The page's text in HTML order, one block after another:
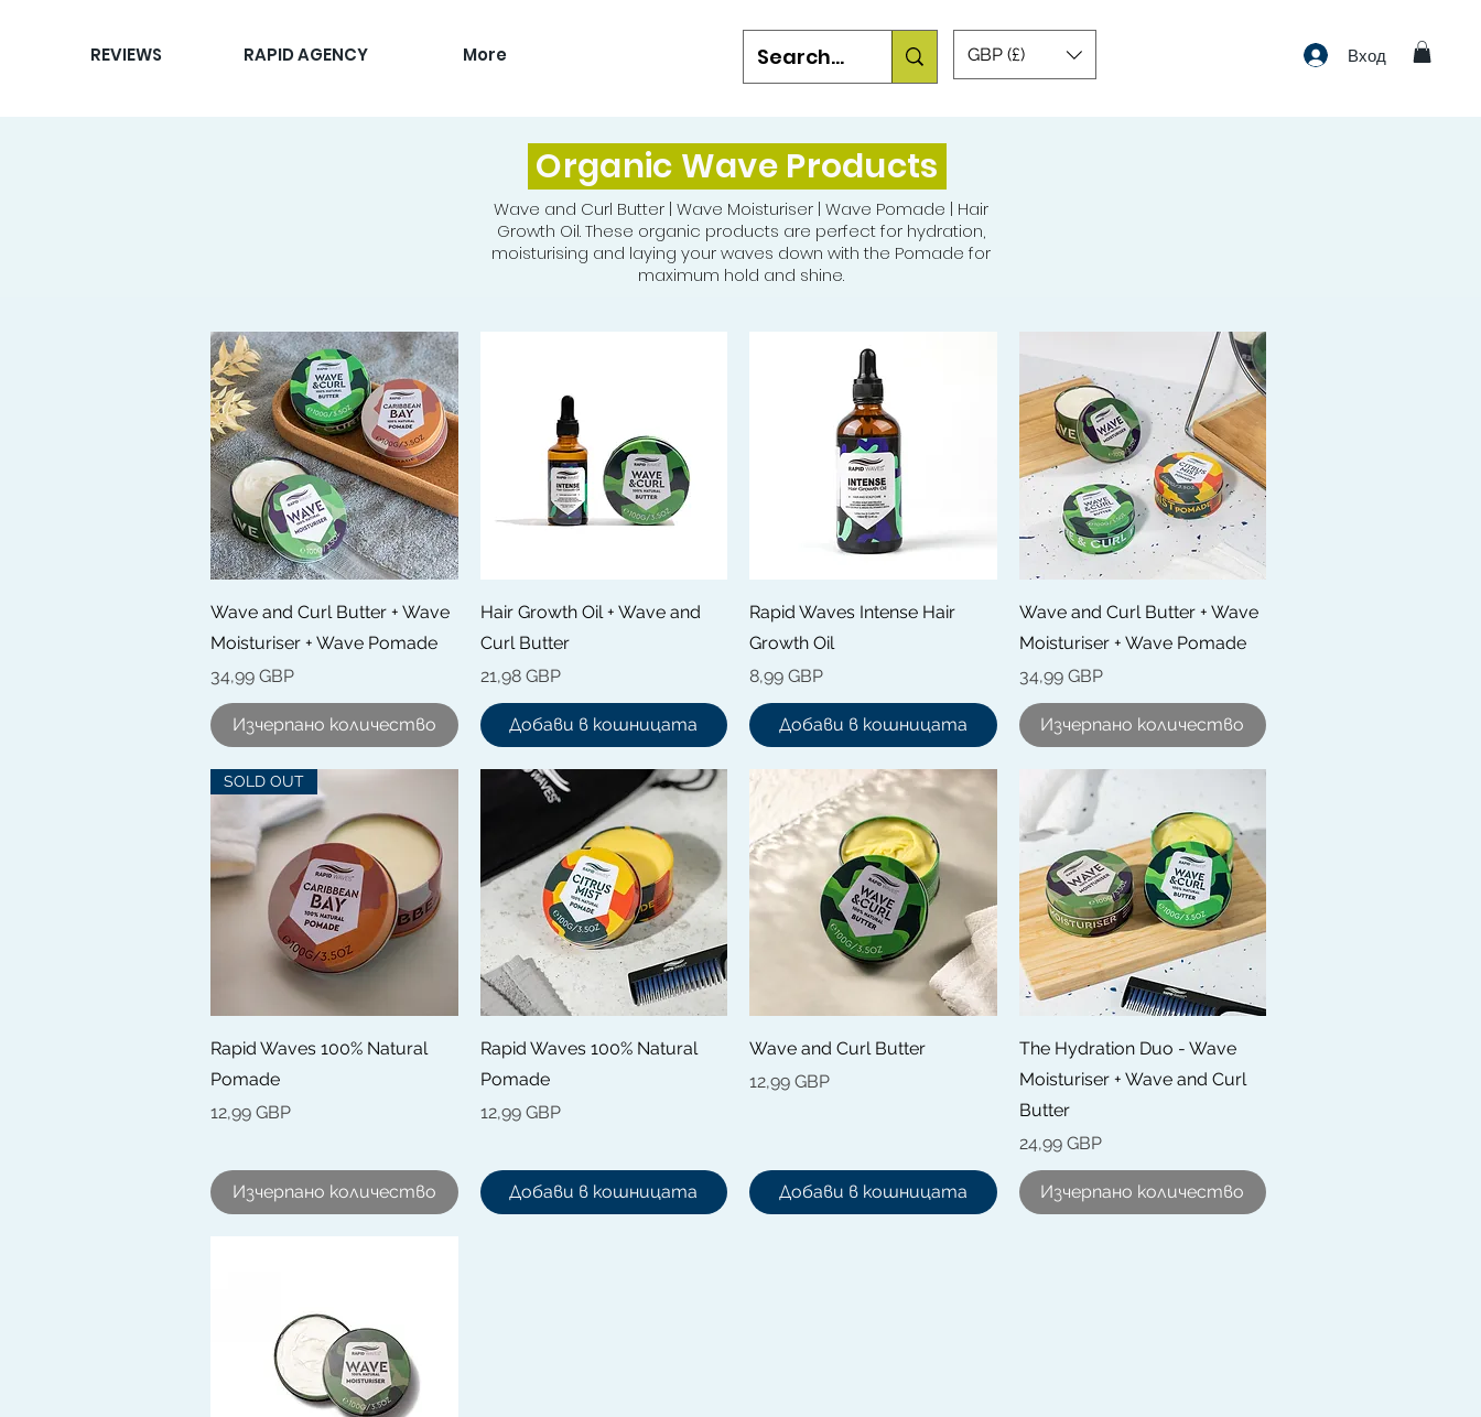
REVIEWS RAPID AGENCY More GBP (£) Вход
Organic Wave Products
Wave and Curl Butter | Wave Moisturiser | Wave Pomade | Hair
Growth Oil. These organic products are perfect for hydration,
moisturising and laying your waves down with the Pomade for
maximum hold and shine.
Бърз преглед
Wave and Curl Butter + Wave
Moisturiser + Wave Pomade
Цена
34,99 GBP
Изчерпано количество
Бърз преглед
Hair Growth Oil + Wave and
Curl Butter
Цена
21,98 GBP
Добави в кошницата
Бърз преглед
Rapid Waves Intense Hair
Growth Oil
Цена
8,99 GBP
Добави в кошницата
Бърз преглед
Wave and Curl Butter + Wave
Moisturiser + Wave Pomade
Цена
34,99 GBP
Изчерпано количество
Бърз преглед
SOLD OUT
Rapid Waves 100% Natural
Pomade
Цена
12,99 GBP
Изчерпано количество
Бърз преглед
Rapid Waves 100% Natural
Pomade
Цена
12,99 GBP
Добави в кошницата
Бърз преглед
Wave and Curl Butter
Цена
12,99 GBP
Добави в кошницата
Бърз преглед
The Hydration Duo - Wave
Moisturiser + Wave and Curl
Butter
Цена
24,99 GBP
Изчерпано количество